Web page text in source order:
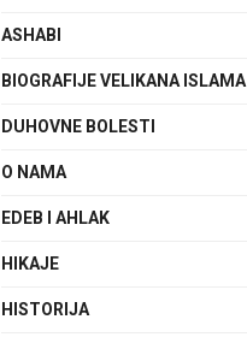
ASHABI
BIOGRAFIJE VELIKANA ISLAMA
DUHOVNE BOLESTI
O NAMA
EDEB I AHLAK
HIKAJE
HISTORIJA